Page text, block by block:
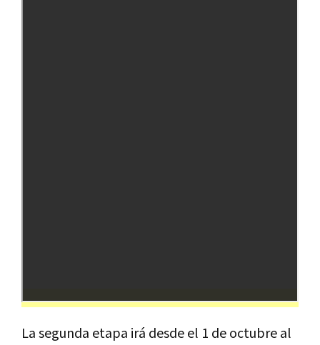
La segunda etapa irá desde el 1 de octubre al